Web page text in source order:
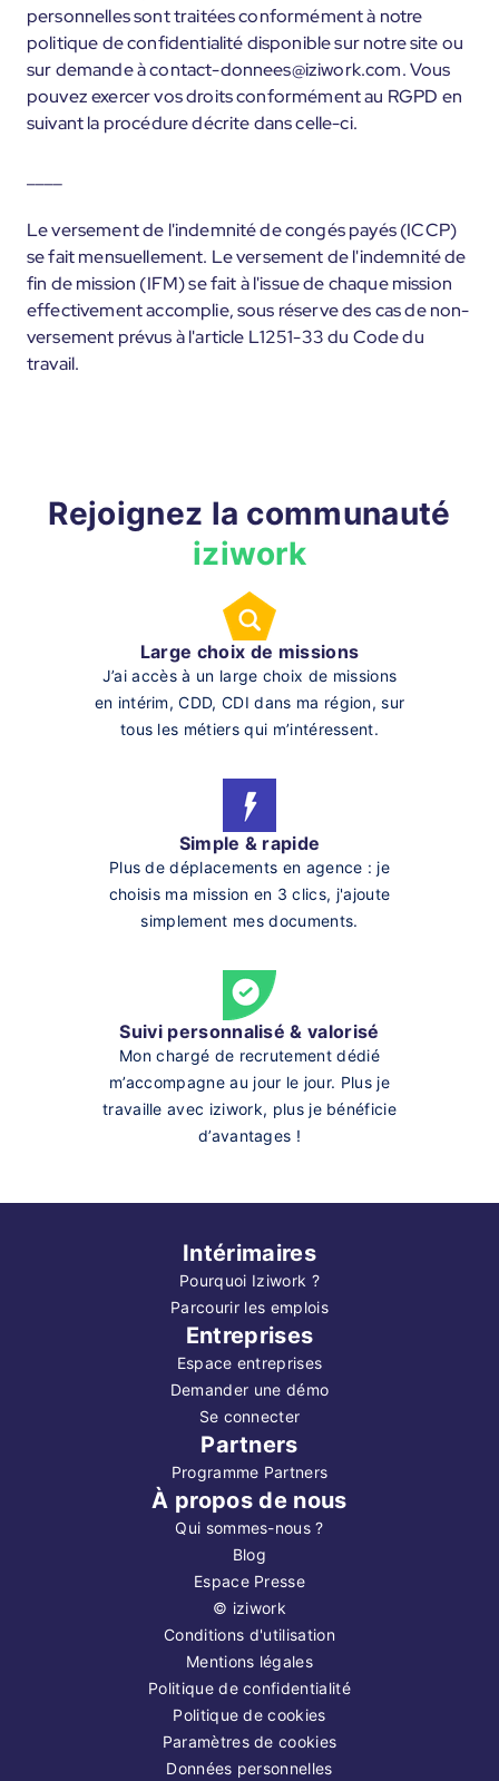
personnelles sont traitées conformément à notre
politique de confidentialité disponible sur notre site ou
sur demande à contact-donnees@iziwork.com. Vous
pouvez exercer vos droits conformément au RGPD en
suivant la procédure décrite dans celle-ci.
Le versement de l'indemnité de congés payés (ICCP)
se fait mensuellement. Le versement de l'indemnité de
fin de mission (IFM) se fait à l'issue de chaque mission
effectivement accomplie, sous réserve des cas de non-
versement prévus à l'article L1251-33 du Code du
travail.
Rejoignez la communauté
iziwork
Large choix de missions
J’ai accès à un large choix de missions
en intérim, CDD, CDI dans ma région, sur
tous les métiers qui m’intéressent.
Simple & rapide
Plus de déplacements en agence : je
choisis ma mission en 3 clics, j'ajoute
simplement mes documents.
Suivi personnalisé & valorisé
Mon chargé de recrutement dédié
m’accompagne au jour le jour. Plus je
travaille avec iziwork, plus je bénéficie
d’avantages !
Intérimaires
Pourquoi Iziwork ?
Parcourir les emplois
Entreprises
Espace entreprises
Demander une démo
Se connecter
Partners
Programme Partners
À propos de nous
Qui sommes-nous ?
Blog
Espace Presse
© iziwork
Conditions d'utilisation
Mentions légales
Politique de confidentialité
Politique de cookies
Paramètres de cookies
Données personnelles